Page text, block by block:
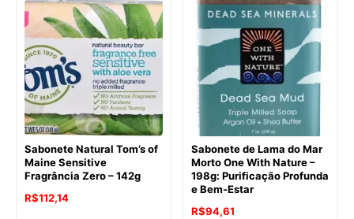
era:
R$112,67.
é:
R$104,06.
Sabonete Natural Tom’s of
Maine Sensitive
Fragrância Zero – 142g
O
R$112,14O
Sabonete de Lama do Mar
Morto One With Nature –
198g: Purificação Profunda
e Bem-Estar
O
R$94,61